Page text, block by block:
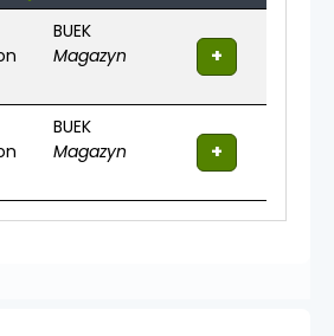
BUEK
Magazyn
BUEK
Magazyn